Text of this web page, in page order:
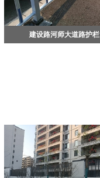
建设路河师大道路护栏